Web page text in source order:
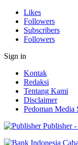
Likes
Followers
Subscribers
Followers
Sign in
Kontak
Redaksi
Tentang Kami
Disclaimer
Pedoman Media
Publisher